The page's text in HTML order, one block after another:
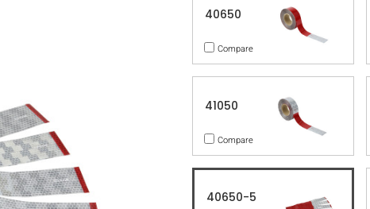
40650
Compare
41050
Compare
40650-5